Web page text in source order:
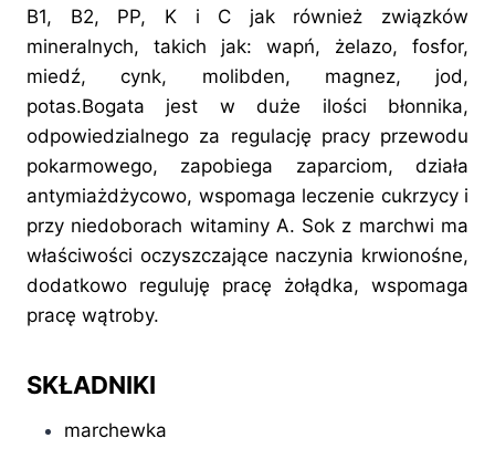
B1, B2, PP, K i C jak również związków
mineralnych, takich jak: wapń, żelazo, fosfor,
miedź, cynk, molibden, magnez, jod,
potas.Bogata jest w duże ilości błonnika,
odpowiedzialnego za regulację pracy przewodu
pokarmowego, zapobiega zaparciom, działa
antymiażdżycowo, wspomaga leczenie cukrzycy i
przy niedoborach witaminy A. Sok z marchwi ma
właściwości oczyszczające naczynia krwionośne,
dodatkowo reguluję pracę żołądka, wspomaga
pracę wątroby.
SKŁADNIKI
marchewka